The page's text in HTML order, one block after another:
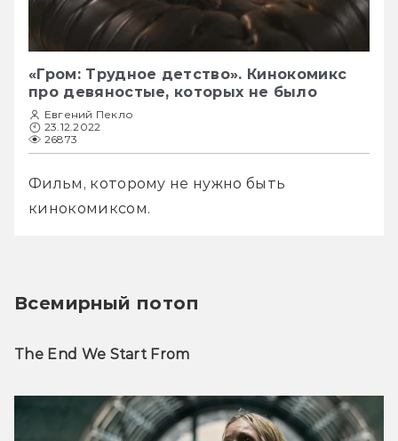
«Гром: Трудное детство». Кинокомикс
про девяностые, которых не было
Евгений Пекло
23.12.2022
26873
Фильм, которому не нужно быть
кинокомиксом.
Всемирный потоп
The End We Start From